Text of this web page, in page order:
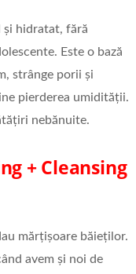
și hidratat, fără
Este o bază
strânge porii și
pierderea umidității.
nebănuite.
+ Cleansing
mărțișoare băieților.
avem și noi de